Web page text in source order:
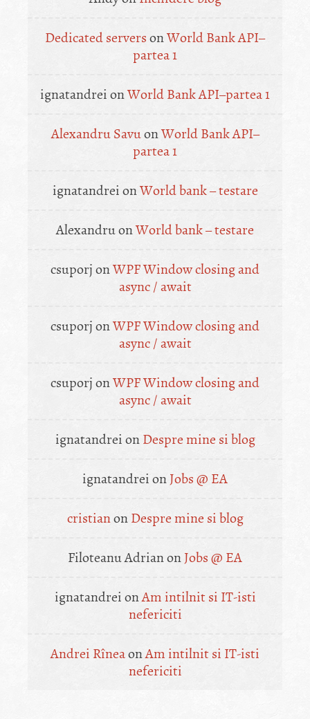
Dedicated servers onWorld Bank API–
partea 1
ignatandrei onWorld Bank API–partea 1
Alexandru SavuonWorld Bank API–
partea 1
ignatandrei onWorld bank – testare
AlexandruonWorld bank – testare
csuporj onWPF Window closing and
async / await
csuporj onWPF Window closing and
async / await
csuporj onWPF Window closing and
async / await
ignatandrei on Despre mine si blog
ignatandrei on Jobs @ EA
cristianon Despre mine si blog
Filoteanu Adrianon Jobs @ EA
ignatandrei onAm intilnit si IT-isti
nefericiti
Andrei RîneaonAm intilnit si IT-isti
nefericiti